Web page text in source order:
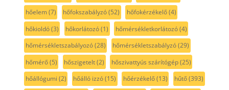
hőelem(7) hőfokszabályzó(52) hőfokérzékelő(4)
hőkioldó(3) hőkorlátozó(1) hőmérsékletkorlátozó(4)
hőmérsékletszabályozó(28) hőmérsékletszabályzó(29)
hőmérő(5) hőszigetelt(2) hőszivattyús szárítógép(25)
hőállógumi (2) hőálló izzó(15) hőérzékelő(13) hűtő(393)